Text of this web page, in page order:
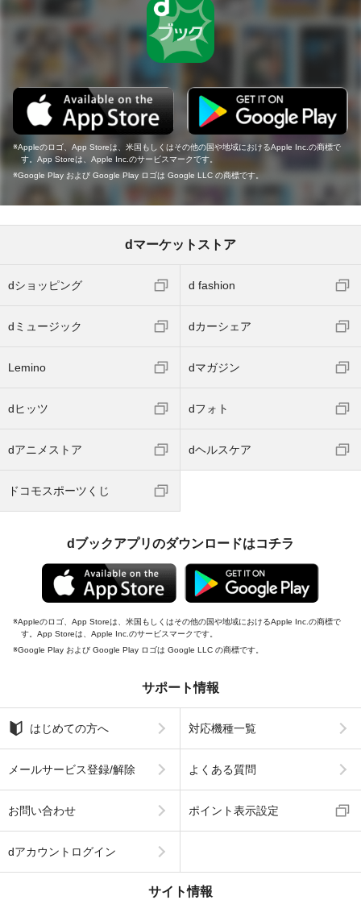
Appleのロゴ、App Storeは、米国もしくはその他の国や地域におけるApple Inc.の商標で
す。App Storeは、Apple Inc.のサービスマークです。
Google Play および Google Play ロゴは Google LLC の商標です。
dマーケットストア
dショッピング d fashion
dミュージック dカーシェア
Lemino dマガジン
dヒッツ dフォト
dアニメストア dヘルスケア
ドコモスポーツくじ
dブックアプリのダウンロードはコチラ
Appleのロゴ、App Storeは、米国もしくはその他の国や地域におけるApple Inc.の商標で
す。App Storeは、Apple Inc.のサービスマークです。
Google Play および Google Play ロゴは Google LLC の商標です。
サポート情報
はじめての方へ 対応機種一覧
メールサービス登録/解除 よくある質問
お問い合わせ ポイント表示設定
dアカウントログイン
サイト情報